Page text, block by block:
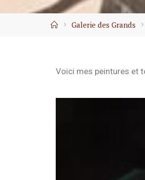
Galerie des Grands
Voici mes peintures et